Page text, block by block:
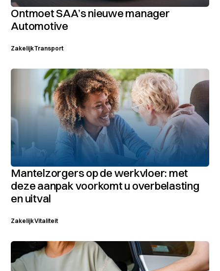
Ontmoet SAA’s nieuwe manager
Automotive
ZakelijkTransport
Mantelzorgers op de werkvloer: met
deze aanpak voorkomt u overbelasting
en uitval
ZakelijkVitaliteit